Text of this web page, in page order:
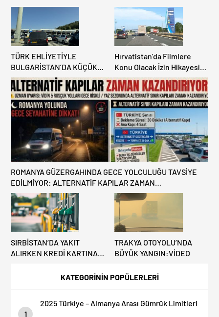
KATEGORİNİN POPÜLERLERİ
1
2025 Türkiye – Almanya Arası Gümrük Limitleri
TÜRK EHLİYETİYLE
BULGARİSTAN’DA KÜÇÜK
HATA, ARACINA 6 AY EL
KONULMASINA YOL AÇTI
Hırvatistan’da Filmlere
Konu Olacak İzin Hikayesi:
Benzinlikte Eşini Unuttu!
ROMANYA GÜZERGAHINDA GECE YOLCULUĞU TAVSİYE
EDİLMİYOR: ALTERNATİF KAPILAR ZAMAN
KAZANDIRIYOR!
SIRBİSTAN’DA YAKIT
ALIRKEN KREDİ KARTINA
TRAKYA OTOYOLU’NDA
BÜYÜK YANGIN:VİDEO